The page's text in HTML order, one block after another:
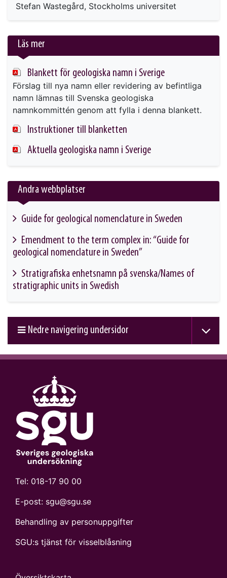
Stefan Wastegård, Stockholms universitet
Läs mer
Blankett för geologiska namn i Sverige
Förslag till nya namn eller revidering av befintliga
namn lämnas till Svenska geologiska
namnkommittén genom att fylla i denna blankett.
Instruktioner till blanketten
Aktuella geologiska namn i Sverige
Andra webbplatser
Guide for geological nomenclature in Sweden
Emendment to the term complex in: “Guide for
geological nomenclature in Sweden”
Stratigrafiska enhetsnamn på svenska/Names of
stratigraphic units in Swedish
Nedre navigering undersidor
Tel: 018-17 90 00
E-post: sgu@sgu.se
Behandling av personuppgifter
SGU:s tjänst för visselblåsning